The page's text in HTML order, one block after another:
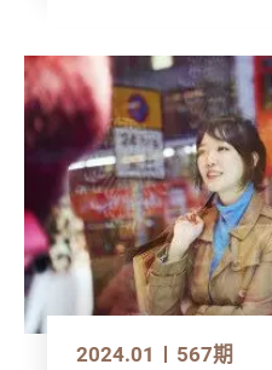
2024.01 567期